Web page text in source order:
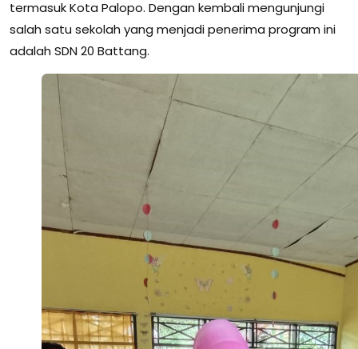
termasuk Kota Palopo. Dengan kembali mengunjungi
salah satu sekolah yang menjadi penerima program ini
adalah SDN 20 Battang.